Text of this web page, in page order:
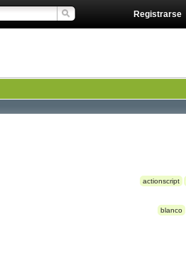
Registrarse
actionscript
blanco